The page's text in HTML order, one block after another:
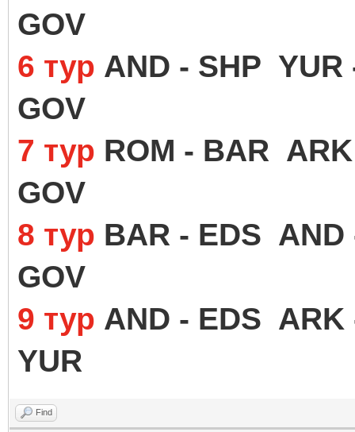
GOV
6 тур AND - SHP
GOV
7 тур ROM - BAR
GOV
8 тур BAR - EDS
GOV
9 тур AND - EDS
YUR
Find